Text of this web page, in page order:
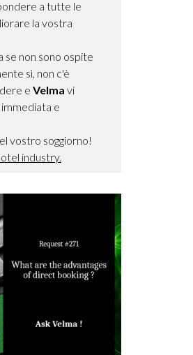
a tutte le
la vostra
se non sono ospite
sì, non c'è
e Velma vi
e
vostro soggiorno!
industry.